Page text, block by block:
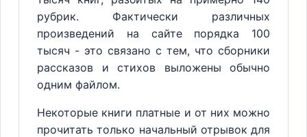
рубрик. Фактически различных
произведений на сайте порядка 100
тысяч - это связано с тем, что сборники
рассказов и стихов выложены обычно
одним файлом.
Некоторые книги платные и от них можно
прочитать только начальный отрывок для